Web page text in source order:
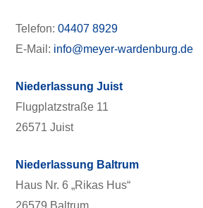
Telefon:04407 8929
E-Mail: info@meyer-wardenburg.de
Niederlassung Juist
Flugplatzstraße 11
26571 Juist
Niederlassung Baltrum
Haus Nr. 6 „Rikas Hus“
26579 Baltrum